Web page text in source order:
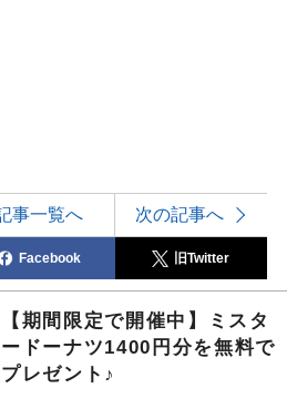
事一覧へ 次の記事へ
Facebook 旧Twitter
【期間限定で開催中】ミスタ
ードーナツ1400円分を無料で
プレゼント♪